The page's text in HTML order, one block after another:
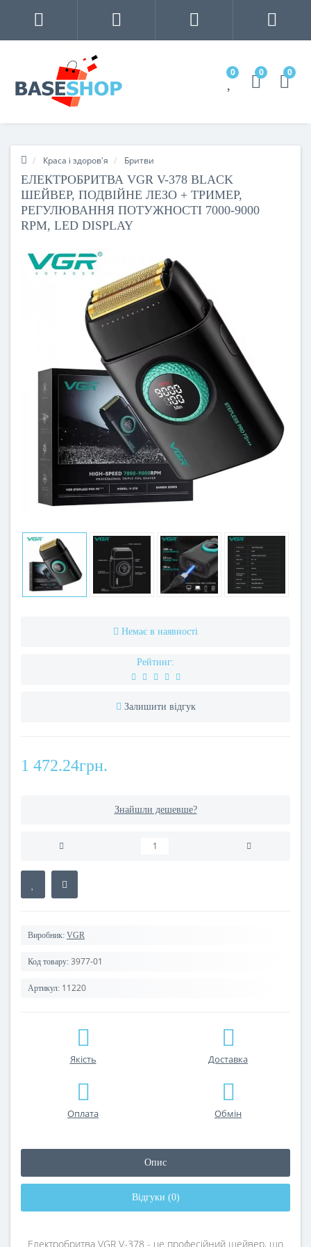
0 0 0
Краса і здоров'я Бритви
ЕЛЕКТРОБРИТВА VGR V-378 BLACK
ШЕЙВЕР, ПОДВІЙНЕ ЛЕЗО + ТРИМЕР,
РЕГУЛЮВАННЯ ПОТУЖНОСТІ 7000-9000
RPM, LED DISPLAY
Немає в наявності
Рейтинг:
Залишити відгук
1 472.24грн.
Знайшли дешевше?
Виробник: VGR
Код товару: 3977-01
Артикул: 11220
Якість Доставка
Оплата Обмін
Опис
Відгуки (0)
Електробритва VGR V-378 - це професійний шейвер, що